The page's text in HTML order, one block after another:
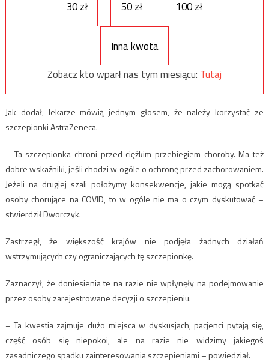
30 zł 50 zł 100 zł
Inna kwota
Zobacz kto wparł nas tym miesiącu: Tutaj
Jak dodał, lekarze mówią jednym głosem, że należy korzystać ze
szczepionki AstraZeneca.
– Ta szczepionka chroni przed ciężkim przebiegiem choroby. Ma też
dobre wskaźniki, jeśli chodzi w ogóle o ochronę przed zachorowaniem.
Jeżeli na drugiej szali położymy konsekwencje, jakie mogą spotkać
osoby chorujące na COVID, to w ogóle nie ma o czym dyskutować –
stwierdził Dworczyk.
Zastrzegł, że większość krajów nie podjęła żadnych działań
wstrzymujących czy ograniczających tę szczepionkę.
Zaznaczył, że doniesienia te na razie nie wpłynęły na podejmowanie
przez osoby zarejestrowane decyzji o szczepieniu.
– Ta kwestia zajmuje dużo miejsca w dyskusjach, pacjenci pytają się,
część osób się niepokoi, ale na razie nie widzimy jakiegoś
zasadniczego spadku zainteresowania szczepieniami – powiedział.